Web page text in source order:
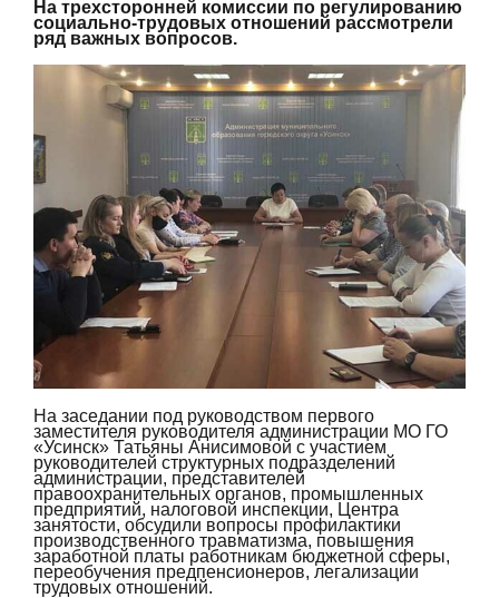
На трехсторонней комиссии по регулированию
социально-трудовых отношений рассмотрели
ряд важных вопросов.
На заседании под руководством первого
заместителя руководителя администрации МО ГО
«Усинск» Татьяны Анисимовой с участием
руководителей структурных подразделений
администрации, представителей
правоохранительных органов, промышленных
предприятий, налоговой инспекции, Центра
занятости, обсудили вопросы профилактики
производственного травматизма, повышения
заработной платы работникам бюджетной сферы,
переобучения предпенсионеров, легализации
трудовых отношений.